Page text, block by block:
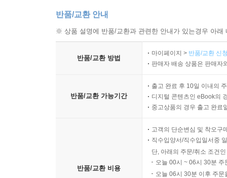
반품/교환 안내
※ 상품 설명에 반품/교환과 관련한 안내가 있는경우 아
반품/교환 방법
마이페이지 > 반품/교환 신
판매자 배송 상품은 판매자
반품/교환 가능기간
출고 완료 후 10일 이내의
디지털 콘텐츠인 eBook의
중고상품의 경우 출고 완료
반품/교환 비용
고객의 단순변심 및 착오구
직수입양서/직수입일서중
단, 아래의 주문/취소 조건
오늘 00시 ~ 06시 30분
오늘 06시 30분 이후 주